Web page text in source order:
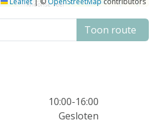
Toon route
10:00-16:00
Gesloten